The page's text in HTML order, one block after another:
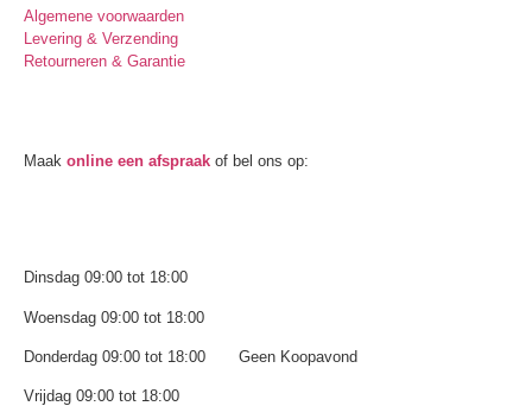
Algemene voorwaarden
Levering & Verzending
Retourneren & Garantie
Maak online een afspraak of bel ons op:
Dinsdag 09:00 tot 18:00
Woensdag 09:00 tot 18:00
Donderdag 09:00 tot 18:00 Geen Koopavond
Vrijdag 09:00 tot 18:00